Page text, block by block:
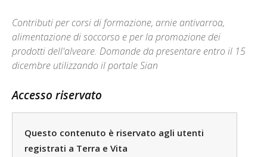
Contributi per corsi di formazione, arnie antivarroa,
alimentazione di soccorso e per la promozione dei
prodotti dell'alveare. Domande da presentare entro il 15
dicembre utilizzando il portale Sian
Accesso riservato
Questo contenuto è riservato agli utenti
registrati a Terra e Vita